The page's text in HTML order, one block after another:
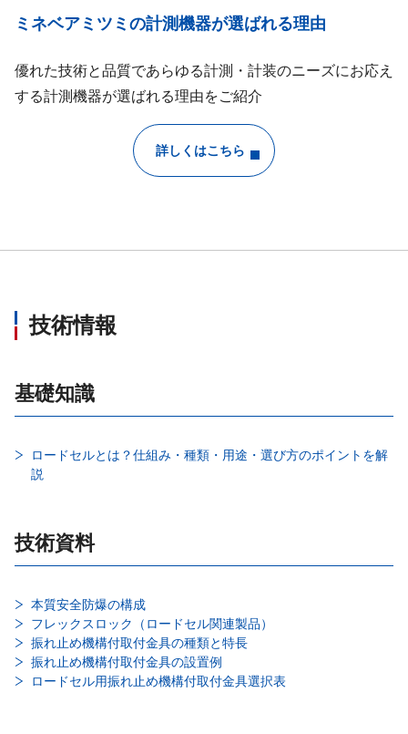
ミネベアミツミの計測機器が選ばれる理由
優れた技術と品質であらゆる計測・計装のニーズにお応え
する計測機器が選ばれる理由をご紹介
詳しくはこちら
技術情報
基礎知識
ロードセルとは？仕組み・種類・用途・選び方のポイントを解
説
技術資料
本質安全防爆の構成
フレックスロック（ロードセル関連製品）
振れ止め機構付取付金具の種類と特長
振れ止め機構付取付金具の設置例
ロードセル用振れ止め機構付取付金具選択表